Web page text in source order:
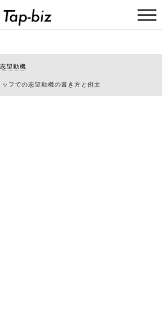
望動機
ッフでの志望動機の書き方と例文